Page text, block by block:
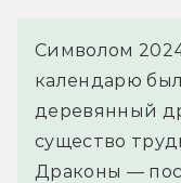
Символом
календарю
деревянный
существо
Драконы —